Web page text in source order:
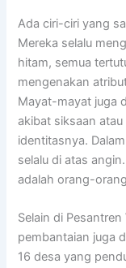
Ada ciri-ciri yang
Mereka selalu
hitam, semua
mengenakan
Mayat-mayat juga
akibat siksaan
identitasnya.
selalu di atas
adalah orang-
Selain di
pembantaian juga
16 desa yang